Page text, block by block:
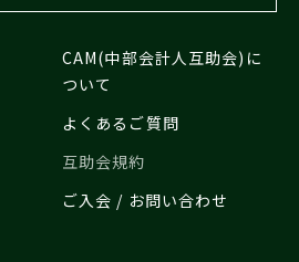
CAM(中部会計人互助会)に
ついて
よくあるご質問
互助会規約
ご入会 / お問い合わせ